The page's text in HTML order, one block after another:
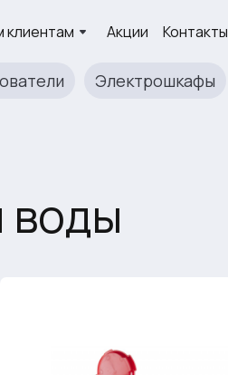
клиентам Акции Контакты
Электрошкафы
воды